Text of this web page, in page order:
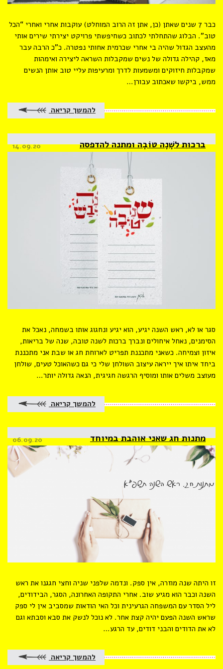
כבר 7 שנים שאתן (כן, אתן זה הרוב המוחלט) עוקבות אחרי ואחרי “הכל
טוב”. הבלוג שהתחלתי לכתוב כשחיפשתי פרויקט יצירתי שירים אותי
מהעצב הגדול שהיה בי אחרי שכרמית אחותי נפטרה. כ”כ הרבה עבר
מאז, קהילה גדולה של נשים שמקבלות השראה ליצירה ואימהות
שמקבלות חיזוקים ומשמעות לדרך ומרעיפות עליי טוב אותן הנשים
ממש, ביקשו שאכתוב עבורן…
להמשך קריאה
ברכות לשָׁנָה טוֹבָה ומתנה להדפסה Posted
on
14.09.20
סגר או לא, ראש השנה יגיע, הוא יגיע ונחגוג אותו בשמחה, נאכל את
הסימנים, נאחל איחולים ונברך ברכות לשנה טובה, שנה של בריאות,
איזון וצמיחה. כשאני מתכננת תפריט לארוחת חג או שבת אני מתכננת
ביחד איתו איך ייראה עיצוב השולחן שלי כי גם כשהאוכל טעים, שולחן
מעוצב משלים אותו ומוסיף הרגשה חגיגית, הנאה גדולה יותר…
להמשך קריאה
מתנות חג שאני אוהבת במיוחד Posted
on
06.09.20
זו היתה שנה מוזרה, אין ספק. ונדמה שלפני שניה וחצי חגגנו את ראש
השנה וכבר הוא מגיע שוב. אחרי התקופה האחרונה, הסגר, הבידודים,
ליל הסדר עם המשפחה הגרעינית וכל האי הודאות שמסביב אין לי ספק
שראש השנה הפעם יהיה קצת אחר. לא נוכל לנשק את סבא וסבתא וגם
לא את הדודים והבני דודים, עד הרגע…
להמשך קריאה